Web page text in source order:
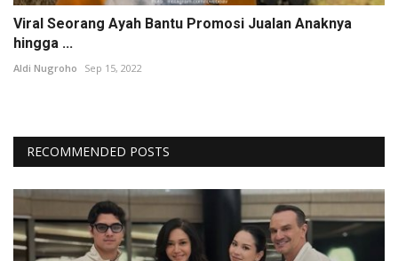
Viral Seorang Ayah Bantu Promosi Jualan Anaknya
hingga ...
Aldi Nugroho Sep 15, 2022
RECOMMENDED POSTS